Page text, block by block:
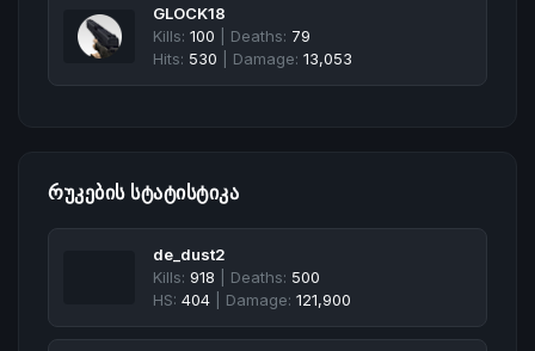
GLOCK18
Kills: 100 | Deaths: 79
Hits: 530 | Damage: 13,053
ᲠᲣᲙᲔᲑᲘᲡ ᲡᲢᲐᲢᲘᲡᲢᲘᲙᲐ
de_dust2
Kills: 918 | Deaths: 500
HS: 404 | Damage: 121,900